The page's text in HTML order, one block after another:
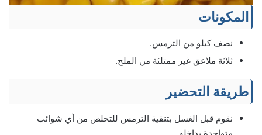
المكونات
نصف كيلو من الترمس.
ثلاثة ملاعق غير ممتلئة من الملح.
طريقة التحضير
نقوم قبل الغسل بتنقية الترمس للتخلص من أي شوائب